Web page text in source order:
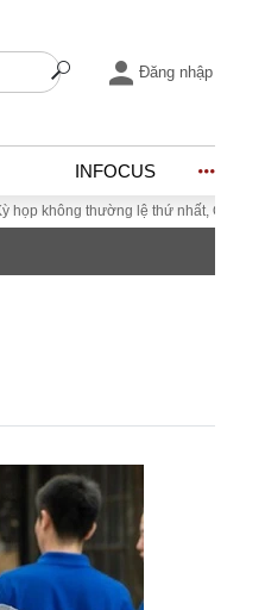
Đăng nhập
INFOCUS
không thường lệ thứ nhất, Quốc hội